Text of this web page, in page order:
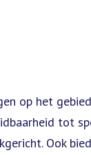
op het
tot
Ook